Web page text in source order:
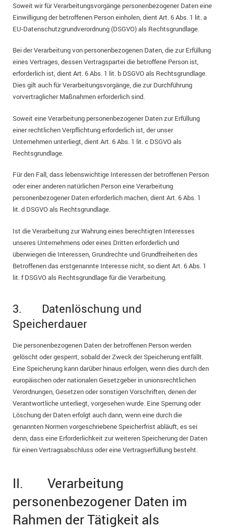
Soweit wir für Verarbeitungsvorgänge personenbezogener Daten eine
Einwilligung der betroffenen Person einholen, dient Art. 6 Abs. 1 lit. a
EU-Datenschutzgrundverordnung (DSGVO) als Rechtsgrundlage.
Bei der Verarbeitung von personenbezogenen Daten, die zur Erfüllung
eines Vertrages, dessen Vertragspartei die betroffene Person ist,
erforderlich ist, dient Art. 6 Abs. 1 lit. b DSGVO als Rechtsgrundlage.
Dies gilt auch für Verarbeitungsvorgänge, die zur Durchführung
vorvertraglicher Maßnahmen erforderlich sind.
Soweit eine Verarbeitung personenbezogener Daten zur Erfüllung
einer rechtlichen Verpflichtung erforderlich ist, der unser
Unternehmen unterliegt, dient Art. 6 Abs. 1 lit. c DSGVO als
Rechtsgrundlage.
Für den Fall, dass lebenswichtige Interessen der betroffenen Person
oder einer anderen natürlichen Person eine Verarbeitung
personenbezogener Daten erforderlich machen, dient Art. 6 Abs. 1
lit. d DSGVO als Rechtsgrundlage.
Ist die Verarbeitung zur Wahrung eines berechtigten Interesses
unseres Unternehmens oder eines Dritten erforderlich und
überwiegen die Interessen, Grundrechte und Grundfreiheiten des
Betroffenen das erstgenannte Interesse nicht, so dient Art. 6 Abs. 1
lit. f DSGVO als Rechtsgrundlage für die Verarbeitung.
3. Datenlöschung und
Speicherdauer
Die personenbezogenen Daten der betroffenen Person werden
gelöscht oder gesperrt, sobald der Zweck der Speicherung entfällt.
Eine Speicherung kann darüber hinaus erfolgen, wenn dies durch den
europäischen oder nationalen Gesetzgeber in unionsrechtlichen
Verordnungen, Gesetzen oder sonstigen Vorschriften, denen der
Verantwortliche unterliegt, vorgesehen wurde. Eine Sperrung oder
Löschung der Daten erfolgt auch dann, wenn eine durch die
genannten Normen vorgeschriebene Speicherfrist abläuft, es sei
denn, dass eine Erforderlichkeit zur weiteren Speicherung der Daten
für einen Vertragsabschluss oder eine Vertragserfüllung besteht.
II. Verarbeitung
personenbezogener Daten im
Rahmen der Tätigkeit als